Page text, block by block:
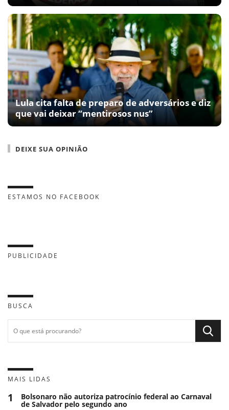
Lula cita falta de preparo de adversários e diz
que vai deixar “mentirosos nus”
DEIXE SUA OPINIÃO
ESTAMOS NO FACEBOOK
PUBLICIDADE
BUSCA
MAIS LIDAS
1 Bolsonaro não autoriza patrocínio federal ao Carnaval
de Salvador pelo segundo ano